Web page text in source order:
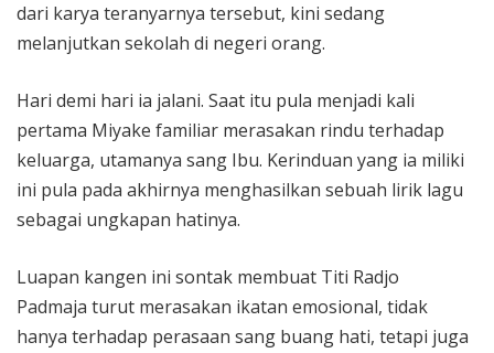
dari karya teranyarnya tersebut, kini sedang
melanjutkan sekolah di negeri orang.
Hari demi hari ia jalani. Saat itu pula menjadi kali
pertama Miyake familiar merasakan rindu terhadap
keluarga, utamanya sang Ibu. Kerinduan yang ia miliki
ini pula pada akhirnya menghasilkan sebuah lirik lagu
sebagai ungkapan hatinya.
Luapan kangen ini sontak membuat Titi Radjo
Padmaja turut merasakan ikatan emosional, tidak
hanya terhadap perasaan sang buang hati, tetapi juga